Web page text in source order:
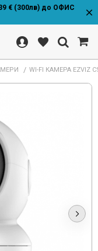
€ (300лв) до ОФИС
WI-FI КАМЕРА EZVIZ